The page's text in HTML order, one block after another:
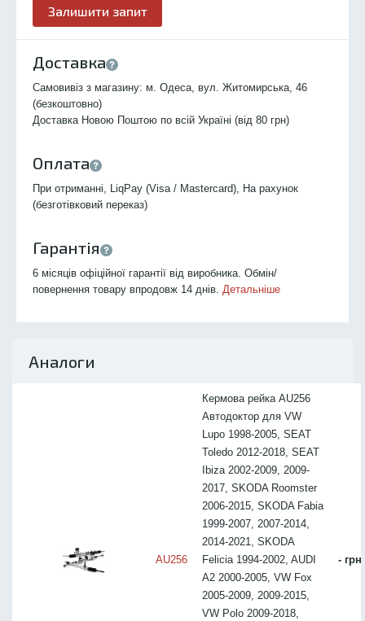
Залишити запит
Доставка
Самовивіз з магазину: м. Одеса, вул. Житомирська, 46
(безкоштовно)
Доставка Новою Поштою по всій Україні (від 80 грн)
Оплата
При отриманні, LiqPay (Visa / Mastercard), На рахунок
(безготівковий переказ)
Гарантія
6 місяців офіційної гарантії від виробника. Обмін/
повернення товару впродовж 14 днів. Детальніше
Аналоги
AU256
Кермова рейка AU256
Автодоктор для VW
Lupo 1998-2005, SEAT
Toledo 2012-2018, SEAT
Ibiza 2002-2009, 2009-
2017, SKODA Roomster
2006-2015, SKODA Fabia
1999-2007, 2007-2014,
2014-2021, SKODA
Felicia 1994-2002, AUDI
A2 2000-2005, VW Fox
2005-2009, 2009-2015,
VW Polo 2009-2018,
- грн